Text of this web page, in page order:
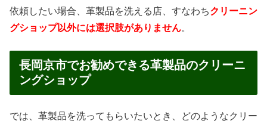
依頼したい場合、革製品を洗える店、すなわちクリーニン
グショップ以外には選択肢がありません。
長岡京市でお勧めできる革製品のクリーニ
ングショップ
では、革製品を洗ってもらいたいとき、どのようなクリー